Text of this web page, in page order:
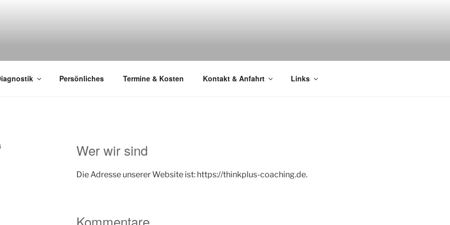
Persönliches Termine & Kosten Kontakt & Anfahrt Links
Wer wir sind
Die Adresse unserer Website ist: https://thinkplus-coaching.de.